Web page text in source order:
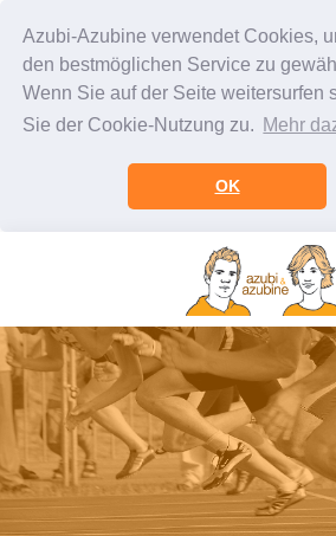
Azubi-Azubine verwendet Cookies,
den bestmöglichen Service zu
Wenn Sie auf der Seite weitersurfen
Sie der Cookie-Nutzung zu. Mehr
OK